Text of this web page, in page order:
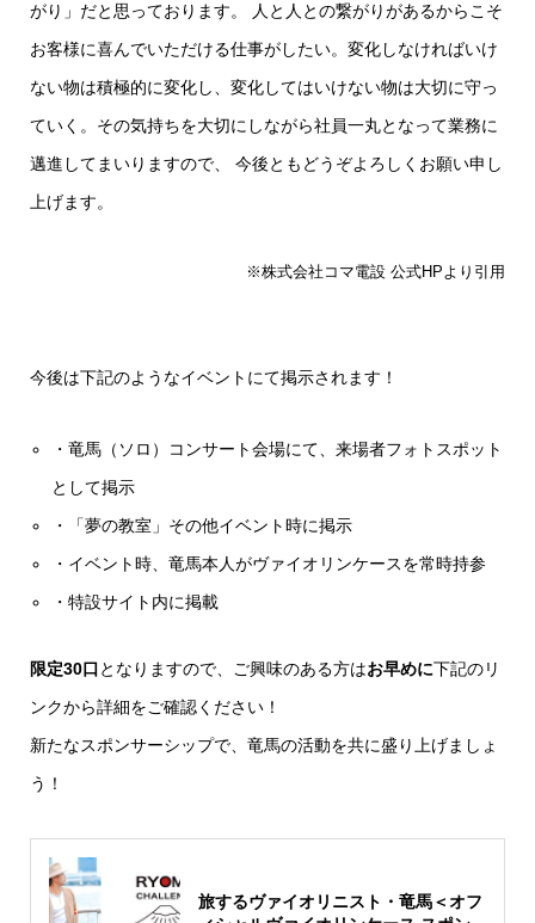
がり」だと思っております。 人と人との繋がりがあるからこそ
お客様に喜んでいただける仕事がしたい。変化しなければいけ
ない物は積極的に変化し、変化してはいけない物は大切に守っ
ていく。その気持ちを大切にしながら社員一丸となって業務に
邁進してまいりますので、 今後ともどうぞよろしくお願い申し
上げます。
※株式会社コマ電設 公式HPより引用
今後は下記のようなイベントにて掲示されます！
・竜馬（ソロ）コンサート会場にて、来場者フォトスポット
として掲示
・「夢の教室」その他イベント時に掲示
・イベント時、竜馬本人がヴァイオリンケースを常時持参
・特設サイト内に掲載
限定30口 となりますので、ご興味のある方はお早めに下記のリ
ンクから詳細をご確認ください！
新たなスポンサーシップで、竜馬の活動を共に盛り上げましょ
う！
旅するヴァイオリニスト・竜馬＜オフ